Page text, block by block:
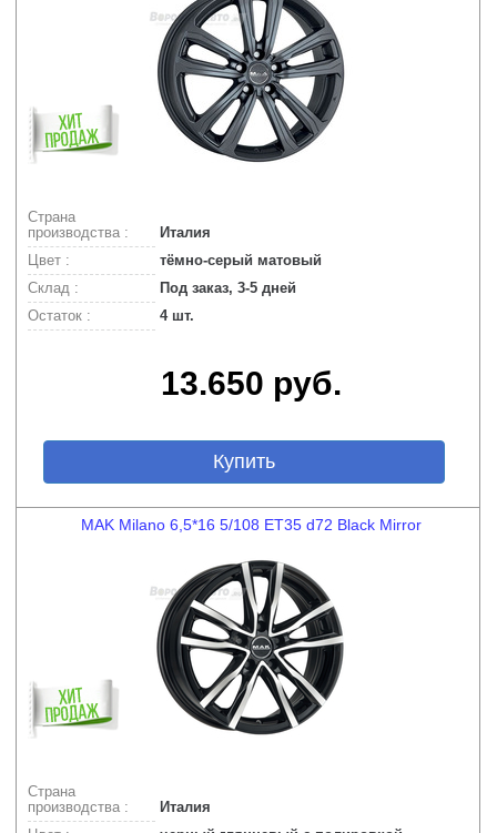
Страна
производства :
Италия
Цвет :
тёмно-серый матовый
Склад :
Под заказ, 3-5 дней
Остаток :
4 шт.
13.650 руб.
Купить
MAK Milano 6,5*16 5/108 ET35 d72 Black Mirror
Страна
производства :
Италия